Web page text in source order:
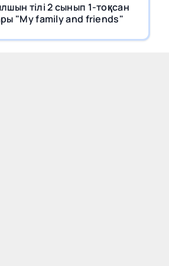
тілі 2 сынып 1-тоқсан
"My family and friends"